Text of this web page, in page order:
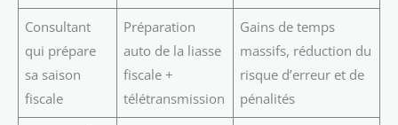
Consultant
qui prépare
sa saison
fiscale
Préparation
auto de la liasse
fiscale +
télétransmission
Gains de temps
massifs, réduction du
risque d’erreur et de
pénalités